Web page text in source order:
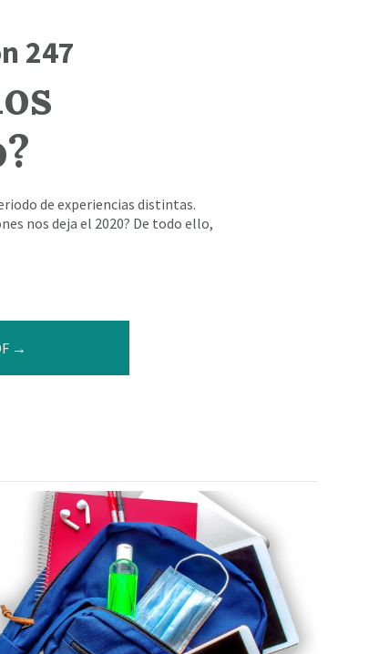
247
de experiencias distintas.
nos deja el 2020? De todo ello,
→